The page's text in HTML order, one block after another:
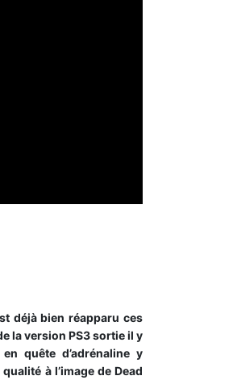
déjà bien réapparu ces
la version PS3 sortie il y
quête d’adrénaline y
à l’image de Dead